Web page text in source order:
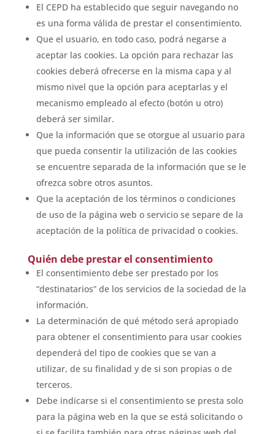
El CEPD ha establecido que seguir navegando no
es una forma válida de prestar el consentimiento.
Que el usuario, en todo caso, podrá negarse a
aceptar las cookies. La opción para rechazar las
cookies deberá ofrecerse en la misma capa y al
mismo nivel que la opción para aceptarlas y el
mecanismo empleado al efecto (botón u otro)
deberá ser similar.
Que la información que se otorgue al usuario para
que pueda consentir la utilización de las cookies
se encuentre separada de la información que se le
ofrezca sobre otros asuntos.
Que la aceptación de los términos o condiciones
de uso de la página web o servicio se separe de la
aceptación de la política de privacidad o cookies.
Quién debe prestar el consentimiento
El consentimiento debe ser prestado por los
“destinatarios” de los servicios de la sociedad de la
información.
La determinación de qué método será apropiado
para obtener el consentimiento para usar cookies
dependerá del tipo de cookies que se van a
utilizar, de su finalidad y de si son propias o de
terceros.
Debe indicarse si el consentimiento se presta solo
para la página web en la que se está solicitando o